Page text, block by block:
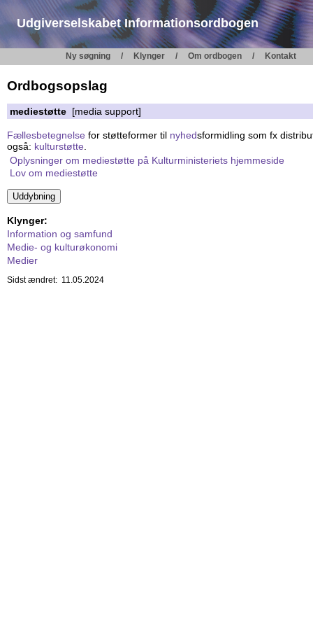
Udgiverselskabet Informationsordbogen
Ny søgning Klynger Om ordbogen Kontakt
Ordbogsopslag
mediestøtte [media support]
Fællesbetegnelse for støtteformer til nyhedsformidling som fx
også: kulturstøtte
Oplysninger om mediestøtte på Kulturministeriets hjemmeside
Lov om mediestøtte
Klynger:
Information og samfund
Medie- og kulturøkonomi
Medier
Sidst ændret: 11.05.2024